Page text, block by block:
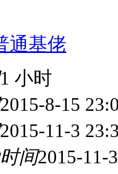
通基佬
1 小时
2015-8-15
2015-11-3
间2015-11-